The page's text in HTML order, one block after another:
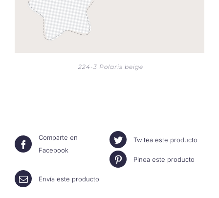
224-3 Polaris beige
Comparte en
Facebook
Twitea este producto
Pinea este producto
Envía este producto